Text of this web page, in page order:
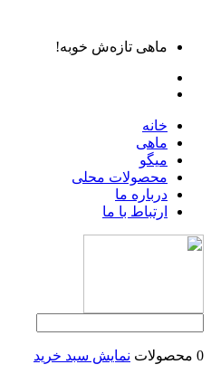
ماهی تازه‌ش خوبه!
خانه
ماهی
میگو
محصولات محلی
درباره ما
ارتباط با ما
0 محصولات نمایش سبد خرید